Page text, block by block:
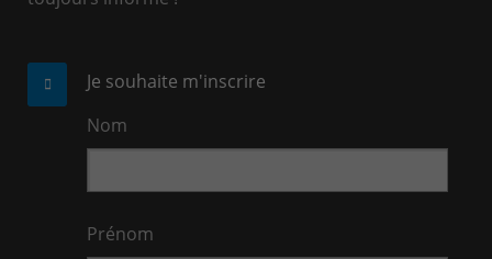
Je souhaite m'inscrire
Nom
Prénom